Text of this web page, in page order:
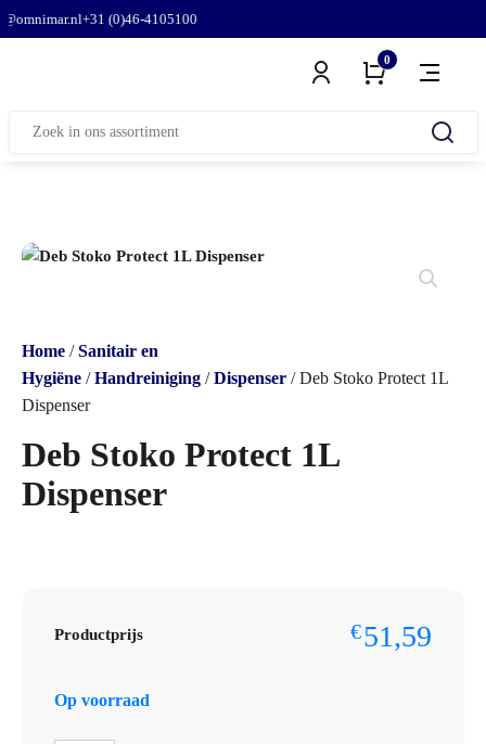
+31 (0)46-4105100
0
Zoeken
Home /Sanitair en
Hygiëne /Handreiniging /Dispenser / Deb Stoko Protect 1L
Dispenser
Deb Stoko Protect 1L
Dispenser
Productprijs €51,59
Op voorraad